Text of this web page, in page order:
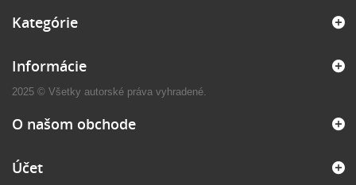
Kategórie
Informácie
2025 © Všetky autorské práva vyhradené.
O našom obchode
Účet